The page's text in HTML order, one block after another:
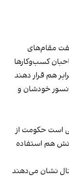
گفت مقام‌های
کسب‌وکارها
هم قرار دهند
خودشان و
است حکومت از
هم استفاده
نشان می‌دهند